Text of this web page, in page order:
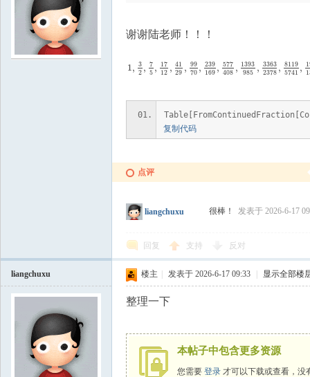
谢谢陆老师！！！
1, 3
2 , 7
5 , 17
12 , 41
29 , 99
70 , 239
169 , 577
408 , 1393
985 , 3363
2378 , 8119
5741 ,
1,3 2,75, 1712,41 29,9970 239 169,577408 1393
复制代码
点评
liangchuxu 很棒！ 发表于 2026-6-17
回复 支持 反对
liangchuxu 楼主 发表于 2026-6-17 09:33 显示全部楼
整理一下
本帖子中包含更多资源
您需要 登录 才可以下载或查看，没